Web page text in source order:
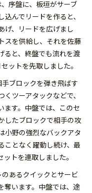
序盤に、板垣がサーブ
んでリードを作ると、
げ、リードを広げまし
スを供給し、それを佐藤
ると、終盤でも流れを渡
ットを先取しました。
ブロックを弾き飛ばす
ツーアタックなどで、
ます。中盤では、このセ
したブロックで相手の攻
小野の強烈なバックアタ
ことなく躍動し続け、最
トを連取しました。
あるクイックとサービ
奪います。中盤では、途